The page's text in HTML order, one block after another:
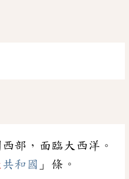
部，面臨大西洋。
共和國 」條。